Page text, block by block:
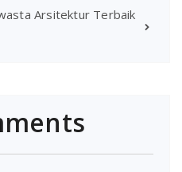
Arsitektur Terbaik